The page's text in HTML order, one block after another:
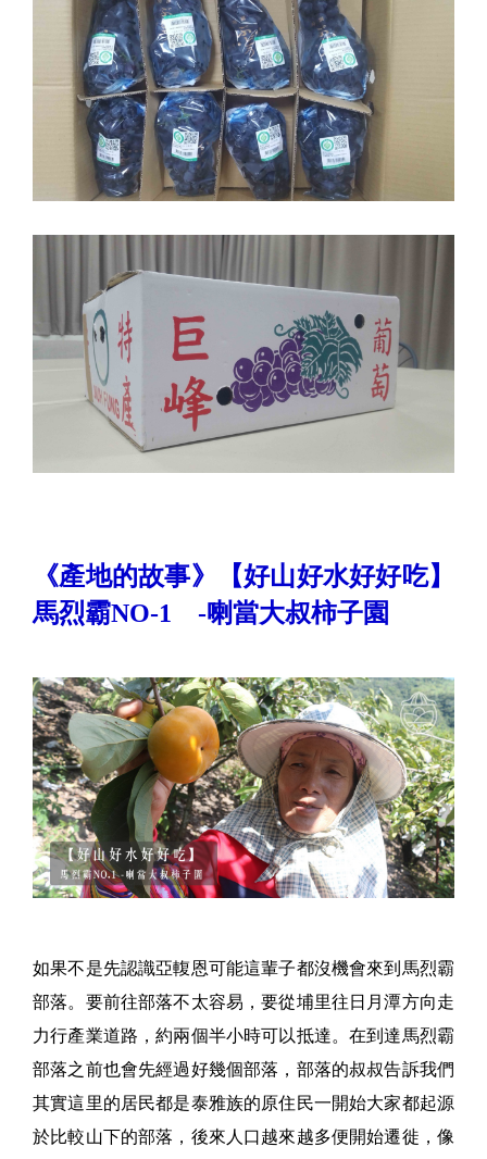
《產地的故事》【好山好水好好吃】
馬烈霸NO-1 -喇當大叔柿子園
如果不是先認識亞輹恩可能這輩子都沒機會來到馬烈霸
部落。要前往部落不太容易，要從埔里往日月潭方向走
力行產業道路，約兩個半小時可以抵達。在到達馬烈霸
部落之前也會先經過好幾個部落，部落的叔叔告訴我們
其實這里的居民都是泰雅族的原住民一開始大家都起源
於比較山下的部落，後來人口越來越多便開始遷徙，像